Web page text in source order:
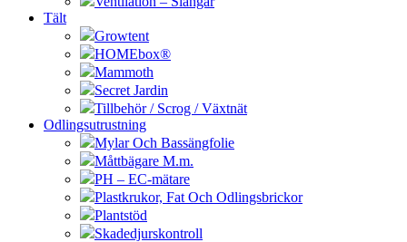
Tält
Growtent
HOMEbox®
Mammoth
Secret Jardin
Tillbehör / Scrog / Växtnät
Odlingsutrustning
Mylar Och Bassängfolie
Måttbägare M.m.
PH – EC-mätare
Plastkrukor, Fat Och Odlingsbrickor
Plantstöd
Skadedjurskontroll